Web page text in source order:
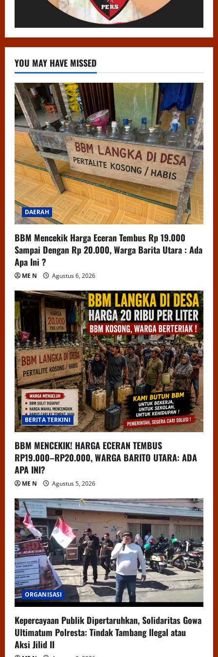
YOU MAY HAVE MISSED
DAERAH
BBM Mencekik Harga Eceran Tembus Rp 19.000
Sampai Dengan Rp 20.000, Warga Barita Utara : Ada
Apa Ini ?
ME N Agustus 6, 2026
BERITA TERKINI
BBM MENCEKIK! HARGA ECERAN TEMBUS
RP19.000–RP20.000, WARGA BARITO UTARA: ADA
APA INI?
ME N Agustus 5, 2026
ORGANISASI
Kepercayaan Publik Dipertaruhkan, Solidaritas Gowa
Ultimatum Polresta: Tindak Tambang Ilegal atau
Aksi Jilid II